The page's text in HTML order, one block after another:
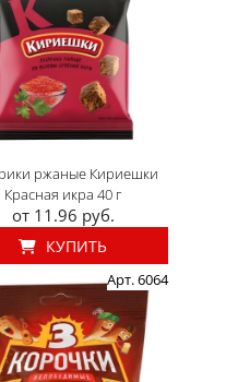
ржаные Кириешки
Красная икра 40 г
от 11.96 руб.
КУПИТЬ
Арт. 6064